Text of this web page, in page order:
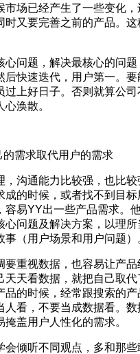
市场已经产生了一些变化，
时又要完善之前的产品。这
心问题，解决最核心的问
后快速迭代，用户第一。要
过上好日子。否则就算公司
涣散。
的需求取代用户的需求
，沟通能力比较强，也比较
成的时候，或者找不到目标
容易YY出一些产品需求。
心问题及解决方案，以理所
（用户场景和用户问题）
要重视数据，也容易让产品
天天看数据，就把自己取代
品的时候，经常跟搜索的产
人看，不要当成数据看。数
盖用户人性化的需求。
会倾听不同观点，多和那